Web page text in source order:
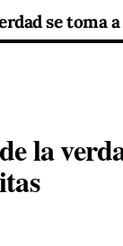
se toma
la